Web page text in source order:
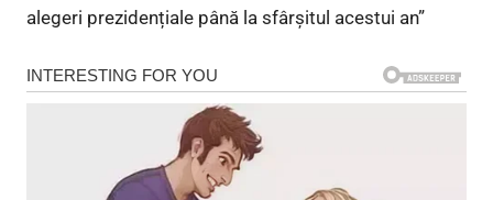
alegeri prezidențiale până la sfârșitul acestui an”